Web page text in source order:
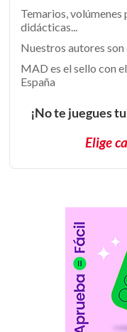
Temarios,
didácticas...
Nuestros autores
MAD es el sello con
España
¡No te juegues
Elige